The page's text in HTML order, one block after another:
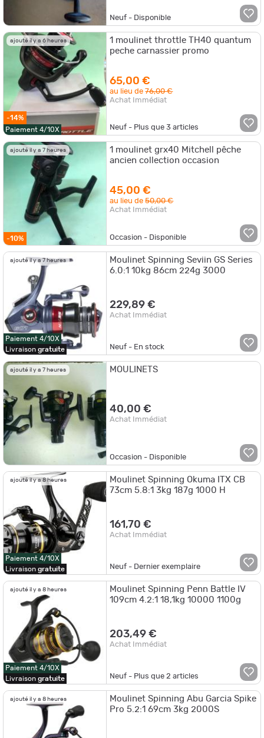
Neuf - Disponible
ajouté il y a 6 heures
-14%
Paiement 4/10X
1 moulinet throttle TH40 quantum
peche carnassier promo
65,00 €
au lieu de76,00 €
Achat Immédiat
Neuf - Plus que3 articles
ajouté il y a 7 heures
-10%
1 moulinet grx40 Mitchell pêche
ancien collection occasion
45,00 €
au lieu de50,00 €
Achat Immédiat
Occasion - Disponible
ajouté il y a 7 heures
Paiement 4/10X
Livraison gratuite
Moulinet Spinning Seviin GS Series
6.0:1 10kg 86cm 224g 3000
229,89 €
Achat Immédiat
Neuf - En stock
ajouté il y a 7 heures MOULINETS
40,00 €
Achat Immédiat
Occasion - Disponible
ajouté il y a 8 heures
Paiement 4/10X
Livraison gratuite
Moulinet Spinning Okuma ITX CB
73cm 5.8:1 3kg 187g 1000 H
161,70 €
Achat Immédiat
Neuf - Dernier exemplaire
ajouté il y a 8 heures
Paiement 4/10X
Livraison gratuite
Moulinet Spinning Penn Battle IV
109cm 4.2:1 18,1kg 10000 1100g
203,49 €
Achat Immédiat
Neuf - Plus que2 articles
ajouté il y a 8 heures
Moulinet Spinning Abu Garcia Spike
Pro 5.2:1 69cm 3kg 2000S